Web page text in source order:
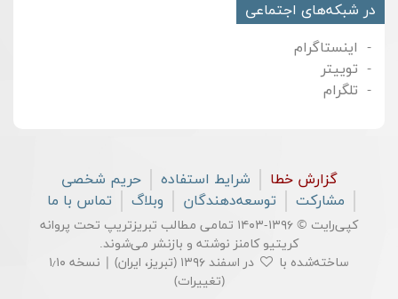
در شبکه‌های اجتماعی
اینستاگرام
توییتر
تلگرام
گزارش خطا شرایط استفاده
حریم شخصی
مشارکت
توسعه‌دهندگان وبلاگ تماس با ما
کپی‌رایت © ۱۳۹۶-۱۴۰۳ تمامی مطالب تبریزتریپ تحت پروانه
کریتیو کامنز نوشته و بازنشر می‌شوند.
ساخته‌شده با
در اسفند ۱۳۹۶ (تبریز، ایران) | نسخه ۱٫۱۰
(تغییرات)